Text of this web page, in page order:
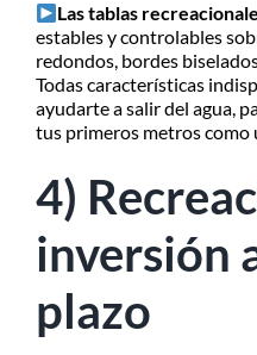
Las tablas
estables y controlables
redondos, bordes
Todas características
ayudarte a salir del agua,
tus primeros metros como
4)
inversión
plazo